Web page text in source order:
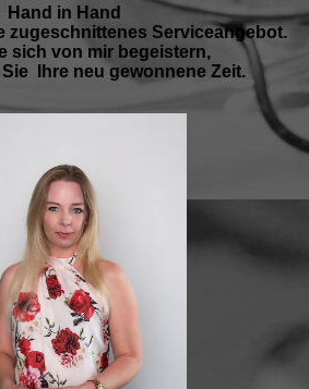
Hand in Hand
zugeschnittenes Serviceangebot.
sich von mir begeistern,
Ihre neu gewonnene Zeit.